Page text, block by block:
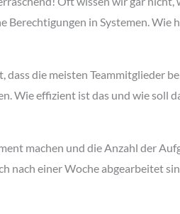
Berechtigungen in Systemen. Wie
dass die meisten Teammitglieder
Wie effizient ist das und wie soll
machen und die Anzahl der
nach einer Woche abgearbeitet